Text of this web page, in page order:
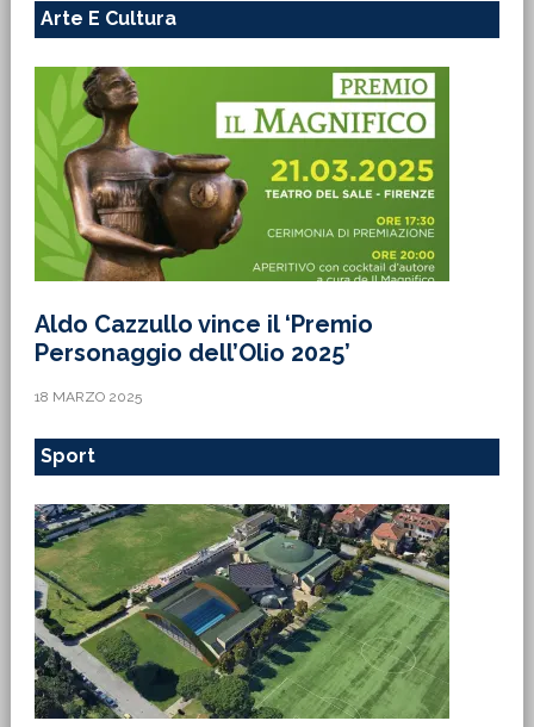
Arte E Cultura
Aldo Cazzullo vince il ‘Premio
Personaggio dell’Olio 2025’
18 MARZO 2025
Sport